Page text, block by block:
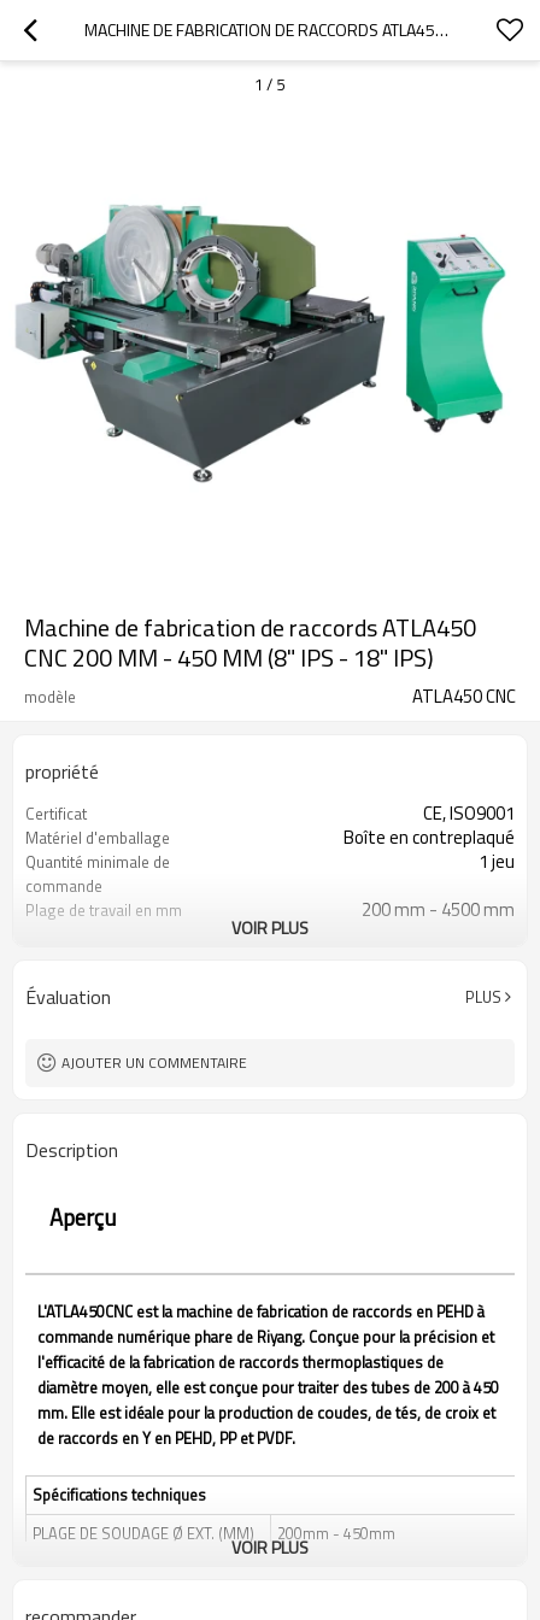
MACHINE DE FABRICATION DE RACCORDS ATLA450 CNC 200 MM - 450 MM (8" IPS - 18" IPS)
1 / 5
Machine de fabrication de raccords ATLA450
CNC 200 MM - 450 MM (8" IPS - 18" IPS)
modèle ATLA450 CNC
propriété
Certificat CE, ISO9001
Matériel d'emballage Boîte en contreplaqué
Quantité minimale de
commande
1 jeu
Plage de travail en mm 200 mm - 4500 mm
Matériaux soudables
Norme de soudage par
ISO21307, DVS2207, ASTM F2620
VOIR PLUS
Évaluation PLUS
AJOUTER UN COMMENTAIRE
Description
Aperçu
L'ATLA450CNC est la machine de fabrication de raccords en PEHD à
commande numérique phare de Riyang. Conçue pour la précision et
l'efficacité de la fabrication de raccords thermoplastiques de
diamètre moyen, elle est conçue pour traiter des tubes de 200 à 450
mm. Elle est idéale pour la production de coudes, de tés, de croix et
de raccords en Y en PEHD, PP et PVDF.
Spécifications techniques
PLAGE DE SOUDAGE Ø EXT. (MM)
200mm - 450mm
TYPES DE RACCORDS FABRIQUÉS
VOIR PLUS